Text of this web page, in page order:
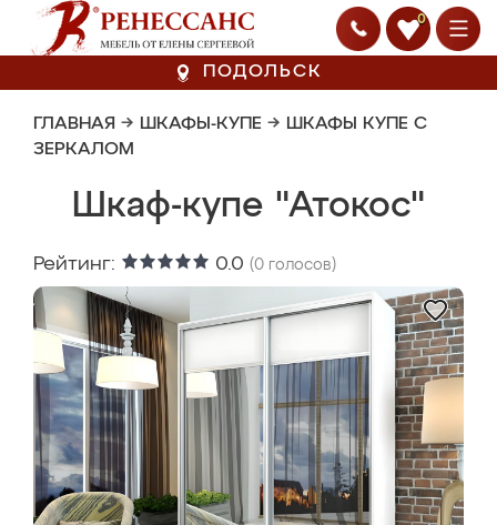
0
ПОДОЛЬСК
ГЛАВНАЯ → ШКАФЫ-КУПЕ → ШКАФЫ КУПЕ С
ЗЕРКАЛОМ
Шкаф-купе "Атокос"
Рейтинг: 0.0 (0 голосов)